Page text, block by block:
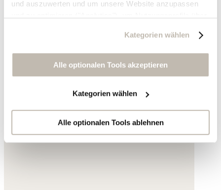
und auszuwerten und um unsere Website anzupassen
zu erstellen, um personalisierte Werbung auszuliefern,
Sie erneut mit Werbung anzusprechen sowie um unsere
Werbekampagnen auszuwerten ("Marketing").
Ihre Daten werden mit Dienstanbietern geteilt, die wir in
der Datenschutzerklärung genauer auflisten oder wenn
Sie auf "Kategorien wählen" klicken.
Indem Sie auf "Alle optionalen Tools akzeptieren" klicken,
Kategorien wählen
Alle optionalen Tools akzeptieren
Kategorien wählen
Alle optionalen Tools ablehnen